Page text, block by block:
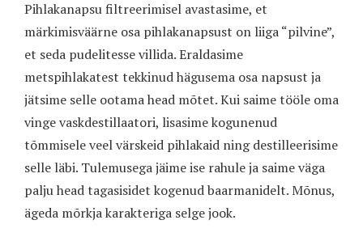
Pihlakanapsu filtreerimisel avastasime, et
märkimisväärne osa pihlakanapsust on liiga “pilvine”,
et seda pudelitesse villida. Eraldasime
metspihlakatest tekkinud hägusema osa napsust ja
jätsime selle ootama head mõtet. Kui saime tööle oma
vinge vaskdestillaatori, lisasime kogunenud
tõmmisele veel värskeid pihlakaid ning destilleerisime
selle läbi. Tulemusega jäime ise rahule ja saime väga
palju head tagasisidet kogenud baarmanidelt. Mõnus,
ägeda mõrkja karakteriga selge jook.